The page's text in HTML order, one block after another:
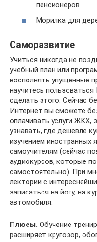
пенсионеров
Морилка для
Саморазвитие
Учиться никогда не
учебный план или
восполнять упущенные
научитесь
сделать этого. Сейчас
Интернет вы сможете
оплачивать услуги ЖКХ,
узнавать, где дешевле
изучением иностранных
самоучителям (сейчас
аудиокурсов, которые
самостоятельно). При
лектории с
записаться на йогу, на
автомобиля.
Плюсы. Обучение
расширяет кругозор,